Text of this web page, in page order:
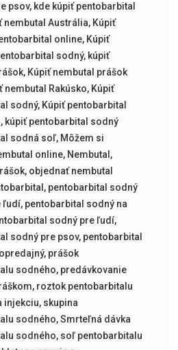
psov, kde kúpiť pentobarbital
nembutal Austrália, Kúpiť
online, Kúpiť
sodný, kúpiť
, Kúpiť nembutal prášok
nembutal Rakúsko, Kúpiť
sodný, Kúpiť pentobarbital
, kúpiť pentobarbital sodný
sodná soľ, Môžem si
online, Nembutal ,
, objednať nembutal
, pentobarbital sodný
ľudí, pentobarbital sodný na
sodný pre ľudí,
sodný pre psov, pentobarbital
, prášok
sodného, predávkovanie
, roztok pentobarbitalu
injekciu, skupina
sodného,Smrteľná dávka
sodného, soľ pentobarbitalu